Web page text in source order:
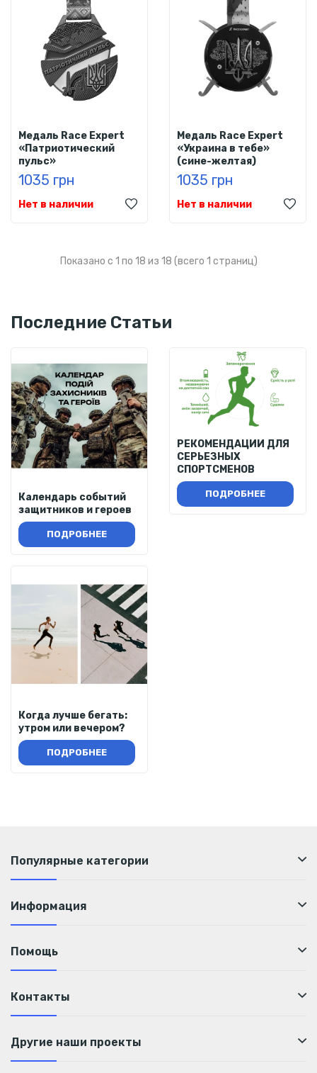
Медаль Race Expert
«Патриотический
пульс»
1035 грн
Нет в наличии
Медаль Race Expert
«Украина в тебе»
(сине-желтая)
1035 грн
Нет в наличии
Показано с 1 по 18 из 18 (всего 1 страниц)
Последние Статьи
Календарь событий
защитников и героев
ПОДРОБНЕЕ
РЕКОМЕНДАЦИИ ДЛЯ
СЕРЬЕЗНЫХ
СПОРТСМЕНОВ
ПОДРОБНЕЕ
Когда лучше бегать:
утром или вечером?
ПОДРОБНЕЕ
Популярные категории
Информация
Помощь
Контакты
Другие наши проекты